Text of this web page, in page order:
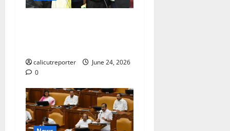
calicutreporter
June 24, 2026
0